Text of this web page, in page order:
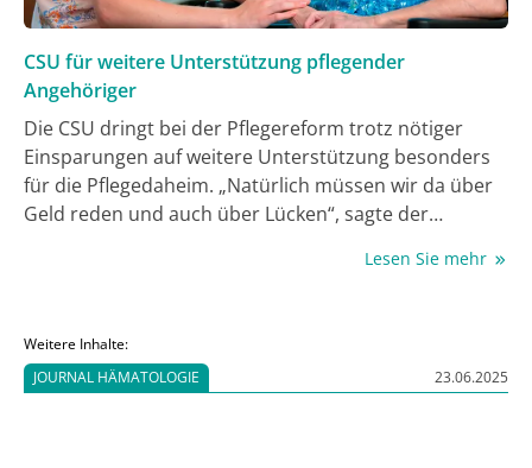
CSU für weitere Unterstützung pflegender
Angehöriger
Die CSU dringt bei der Pflegereform trotz nötiger
Einsparungen auf weitere Unterstützung besonders
für die Pflegedaheim. „Natürlich müssen wir da über
Geld reden und auch über Lücken“, sagte der
Alexander Hoffmann, der Deutschen Presse-Agentur.
sein, der eine Pflegesituation zu Hause bewältigen
könne. Die CSU habe daher Bedenken bei Regelungen
Lesen Sie mehr
Weitere Inhalte:
JOURNAL HÄMATOLOGIE
23.06.2025